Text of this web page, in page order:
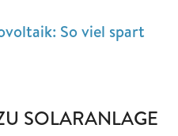
So viel spart
SOLARANLAGE